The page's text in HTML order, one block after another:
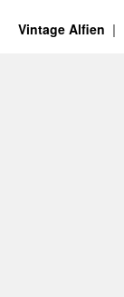
Vintage Alfien